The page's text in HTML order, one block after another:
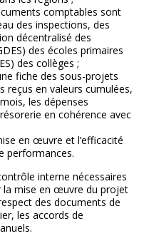
comptables sont
des inspections, des
décentralisé des
des écoles primaires
des collèges ;
fiche des sous-projets
reçus en valeurs cumulées,
les dépenses
en cohérence avec
en œuvre et l’efficacité
performances.
interne nécessaires
la mise en œuvre du projet
des documents de
les accords de